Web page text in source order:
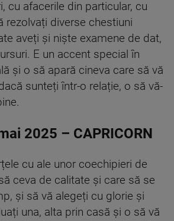
cu afacerile din particular, cu
rezolvați diverse chestiuni
aveți și niște examene de dat,
E un accent special în
și o să apară cineva care să vă
sunteți într-o relație, o să vă-
2025 – CAPRICORN
cu ale unor coechipieri de
ceva de calitate și care să se
și să vă alegeți cu glorie și
una, alta prin casă și o să vă